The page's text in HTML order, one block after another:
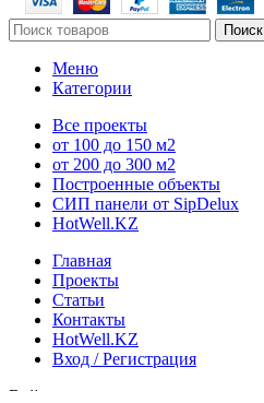
Поиск
Меню
Категории
Все проекты
от 100 до 150 м2
от 200 до 300 м2
Построенные объекты
СИП панели от SipDelux
HotWell.KZ
Главная
Проекты
Статьи
Контакты
HotWell.KZ
Вход / Регистрация
Войти